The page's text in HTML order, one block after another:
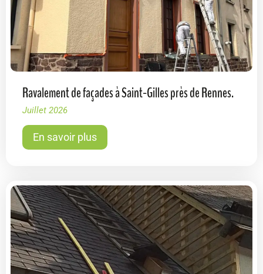
Ravalement de façades à Saint-Gilles près de Rennes.
Juillet 2026
En savoir plus